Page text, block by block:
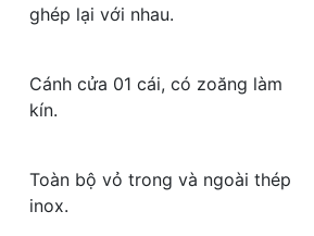
ghép lại với nhau.
Cánh cửa 01 cái, có zoăng làm
kín.
Toàn bộ vỏ trong và ngoài thép
inox.